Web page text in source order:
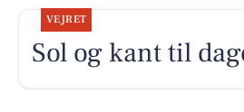
VEJRET
Sol og kant til